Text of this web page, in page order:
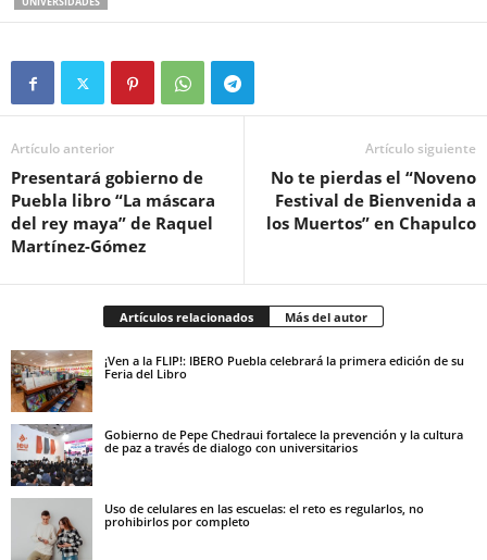
Artículo anterior
Presentará gobierno de
Puebla libro “La máscara
del rey maya” de Raquel
Martínez-Gómez
Artículo siguiente
No te pierdas el “Noveno
Festival de Bienvenida a
los Muertos” en Chapulco
Artículos relacionados Más del autor
¡Ven a la FLIP!: IBERO Puebla celebrará la primera edición de su
Feria del Libro
Gobierno de Pepe Chedraui fortalece la prevención y la cultura
de paz a través de dialogo con universitarios
Uso de celulares en las escuelas: el reto es regularlos, no
prohibirlos por completo